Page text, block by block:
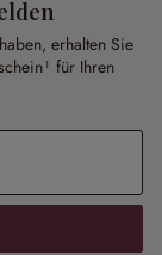
erhalten Sie
für Ihren